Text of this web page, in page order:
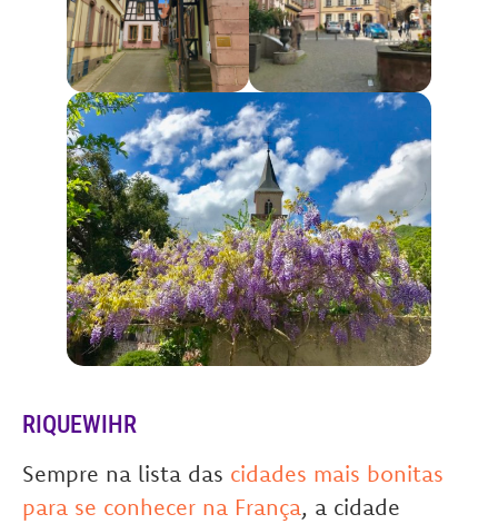
RIQUEWIHR
Sempre na lista das cidades mais bonitas
para se conhecer na França, a cidade